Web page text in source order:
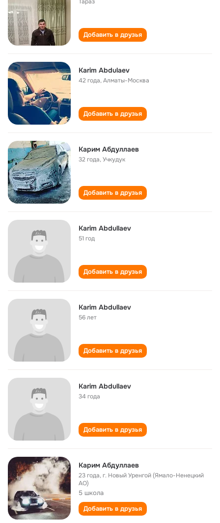
Добавить в друзья
Karim Abdulaev
42 года,Алматы-Москва
Добавить в друзья
Карим Абдуллаев
32 года,Учкудук
Добавить в друзья
Karim Abdullaev
51 год
Добавить в друзья
Karim Abdullaev
56 лет
Добавить в друзья
Karim Abdullaev
34 года
Добавить в друзья
Карим Абдуллаев
23 года,г. Новый Уренгой (Ямало-Ненецкий
АО)
5 школа
Добавить в друзья